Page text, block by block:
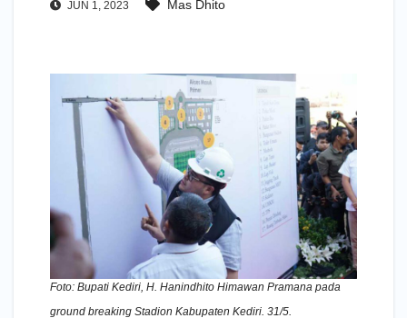
JUN 1, 2023 Mas Dhito
Foto: Bupati Kediri, H. Hanindhito Himawan Pramana pada
ground breaking Stadion Kabupaten Kediri. 31/5.